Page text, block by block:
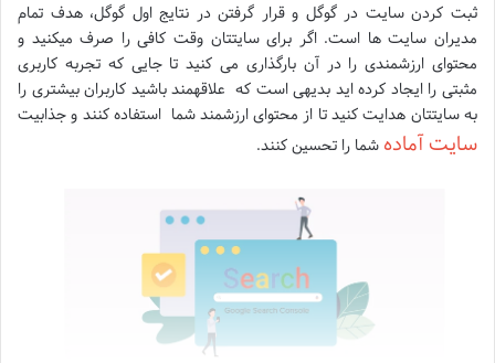
ثبت کردن سایت در گوگل و قرار گرفتن در نتایج اول گوگل، هدف تمام
مدیران سایت‌ ها است. اگر برای سایتتان وقت کافی را صرف می­کنید و
محتوای ارزشمندی را در آن بارگذاری می‌ کنید تا جایی که تجربه کاربری
مثبتی را ایجاد کرده اید بدیهی است که علاقه­مند باشید کاربران بیشتری را
به سایتتان هدایت کنید تا از محتوای ارزشمند شما استفاده کنند و جذابیت
سایت آماده شما را تحسین کنند.